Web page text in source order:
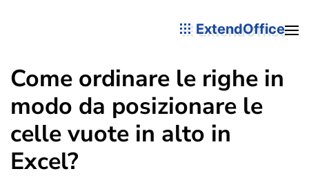
ExtendOffice
Come ordinare le righe in
modo da posizionare le
celle vuote in alto in
Excel?